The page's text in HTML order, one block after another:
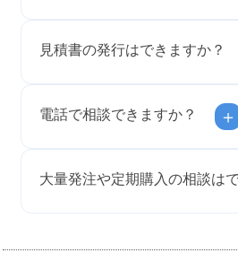
見積書の発行はできますか？
電話で相談できますか？ ＋
大量発注や定期購入の相談は